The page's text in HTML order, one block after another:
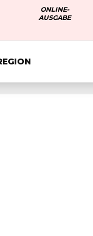
ONLINE-
AUSGABE